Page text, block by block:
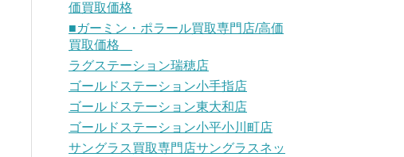
価買取価格
■ガーミン・ポラール買取専門店/高価
買取価格
ラグステーション瑞穂店
ゴールドステーション小手指店
ゴールドステーション東大和店
ゴールドステーション小平小川町店
サングラス買取専門店サングラスネッ